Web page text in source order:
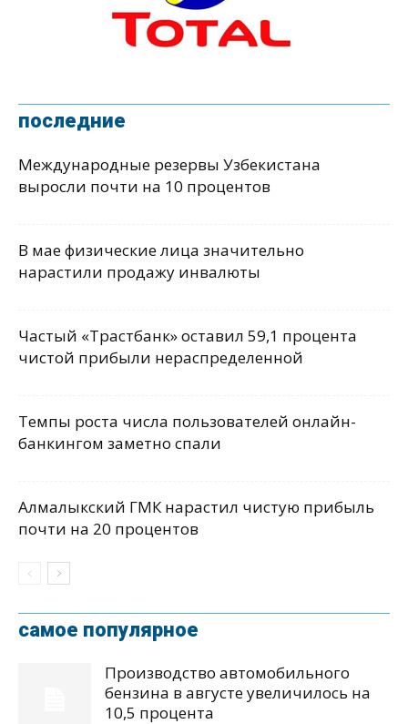
последние
Международные резервы Узбекистана
выросли почти на 10 процентов
В мае физические лица значительно
нарастили продажу инвалюты
Частый «Трастбанк» оставил 59,1 процента
чистой прибыли нераспределенной
Темпы роста числа пользователей онлайн-
банкингом заметно спали
Алмалыкский ГМК нарастил чистую прибыль
почти на 20 процентов
самое популярное
Производство автомобильного
бензина в августе увеличилось на
10,5 процента